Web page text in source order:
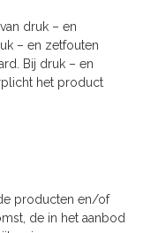
druk – en
– en zetfouten
Bij druk – en
het product
producten en/of
de in het aanbod